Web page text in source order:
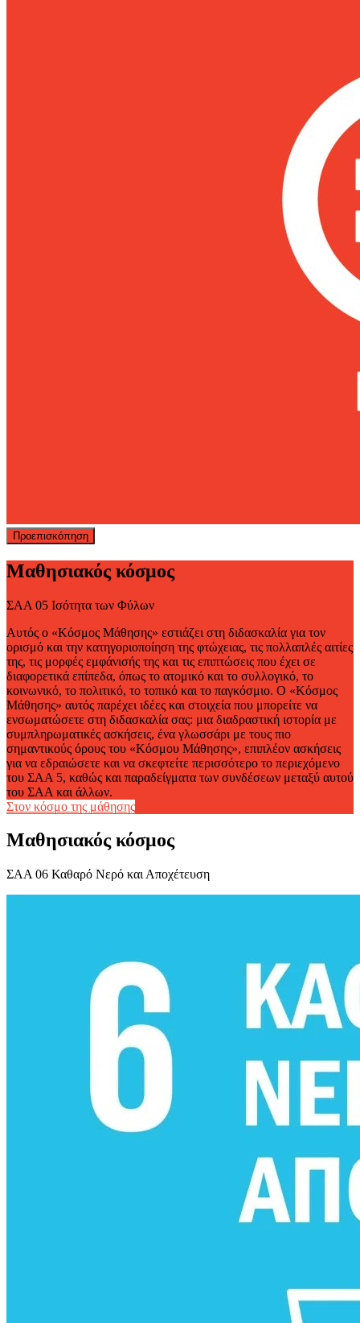
Προεπισκόπηση
Μαθησιακός κόσμος
ΣΑΑ 05 Ισότητα των Φύλων
Αυτός ο «Κόσμος Μάθησης» εστιάζει στη διδασκαλία για τον
ορισμό και την κατηγοριοποίηση της φτώχειας, τις πολλαπλές αιτίες
της, τις μορφές εμφάνισής της και τις επιπτώσεις που έχει σε
διαφορετικά επίπεδα, όπως το ατομικό και το συλλογικό, το
κοινωνικό, το πολιτικό, το τοπικό και το παγκόσμιο. Ο «Κόσμος
Μάθησης» αυτός παρέχει ιδέες και στοιχεία που μπορείτε να
ενσωματώσετε στη διδασκαλία σας: μια διαδραστική ιστορία με
συμπληρωματικές ασκήσεις, ένα γλωσσάρι με τους πιο
σημαντικούς όρους του «Κόσμου Μάθησης», επιπλέον ασκήσεις
για να εδραιώσετε και να σκεφτείτε περισσότερο το περιεχόμενο
του ΣΑΑ 5, καθώς και παραδείγματα των συνδέσεων μεταξύ αυτού
του ΣΑΑ και άλλων.
Στον κόσμο της μάθησης
Μαθησιακός κόσμος
ΣΑΑ 06 Καθαρό Νερό και Αποχέτευση